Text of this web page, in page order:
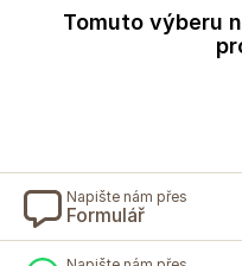
Tomuto výberu
Napište nám přes
Formulář